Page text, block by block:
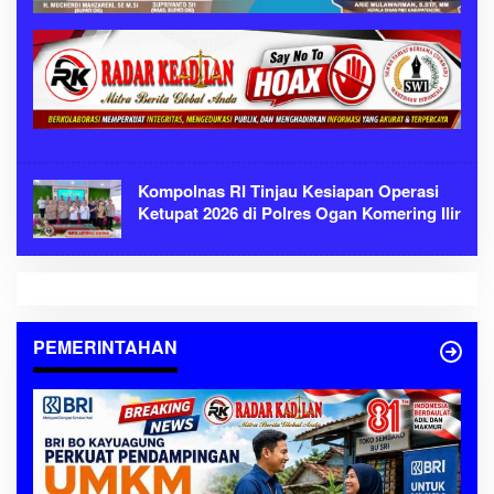
Kompolnas RI Tinjau Kesiapan Operasi
Ketupat 2026 di Polres Ogan Komering Ilir
PEMERINTAHAN